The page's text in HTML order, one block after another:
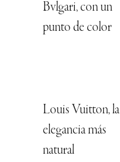
Bvlgari, con un
punto de color
Louis Vuitton, la
elegancia más
natural